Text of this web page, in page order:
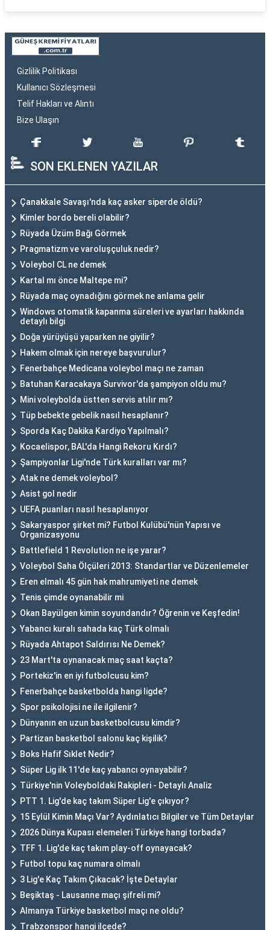
Gizlilik Politikası
Kullanıcı Sözleşmesi
Telif Hakları ve Alıntı
Bize Ulaşın
SON EKLENEN YAZILAR
Çanakkale Savaşı'nda kaç asker siperde öldü?
Kimler bordo bereli olabilir?
Rüyada Üzüm Bağı Görmek
Pragmatizm ve varoluşçuluk nedir?
Voleybol CL ne demek
Kartal mı önce Maltepe mi?
Rüyada maç oynadığını görmek ne anlama gelir
Windows otomatik kapanma süreleri ve ayarları hakkında
detaylı bilgi
Doğa yürüyüşü yaparken ne giyilir?
Hakem olmak için nereye başvurulur?
Fenerbahçe Medicana voleybol maçı ne zaman
Batuhan Karacakaya Survivor'da şampiyon oldu mu?
Mini voleybolda üstten servis atılır mı?
Tüp bebekte gebelik nasıl hesaplanır?
Sporda Kaç Dakika Kardiyo Yapılmalı?
Kocaelispor, BAL'da Hangi Rekoru Kırdı?
Şampiyonlar Ligi'nde Türk kuralları var mı?
Atak ne demek voleybol?
Asist gol nedir
UEFA puanları nasıl hesaplanıyor
Sakaryaspor şirket mi? Futbol Kulübü'nün Yapısı ve
Organizasyonu
Battlefield 1 Revolution ne işe yarar?
Voleybol Saha Ölçüleri 2013: Standartlar ve Düzenlemeler
Eren elmalı 45 gün hak mahrumiyeti ne demek
Tenis çimde oynanabilir mi
Okan Bayülgen kimin soyundandır? Öğrenin ve Keşfedin!
Yabancı kuralı sahada kaç Türk olmalı
Rüyada Ahtapot Saldırısı Ne Demek?
23 Mart'ta oynanacak maç saat kaçta?
Portekiz'in en iyi futbolcusu kim?
Fenerbahçe basketbolda hangi ligde?
Spor psikolojisi ne ile ilgilenir?
Dünyanın en uzun basketbolcusu kimdir?
Partizan basketbol salonu kaç kişilik?
Boks Hafif Sıklet Nedir?
Süper Lig ilk 11'de kaç yabancı oynayabilir?
Türkiye'nin Voleyboldaki Rakipleri - Detaylı Analiz
PTT 1. Lig'de kaç takım Süper Lig'e çıkıyor?
15 Eylül Kimin Maçı Var? Aydınlatıcı Bilgiler ve Tüm Detaylar
2026 Dünya Kupası elemeleri Türkiye hangi torbada?
TFF 1. Lig'de kaç takım play-off oynayacak?
Futbol topu kaç numara olmalı
3 Lig'e Kaç Takım Çıkacak? İşte Detaylar
Beşiktaş - Lausanne maçı şifreli mi?
Almanya Türkiye basketbol maçı ne oldu?
Trabzonspor hangi ilçede?